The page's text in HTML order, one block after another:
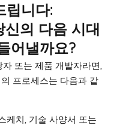
립니다:
신의 다음 시대
어낼까요?
또는 제품 개발자라면,
프로세스는 다음과 같
케치, 기술 사양서 또는